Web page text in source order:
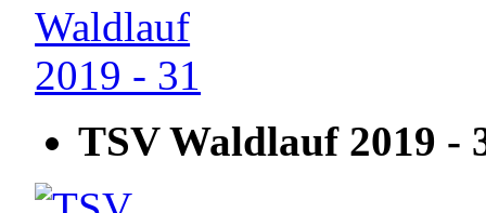
TSV Waldlauf 2019 -